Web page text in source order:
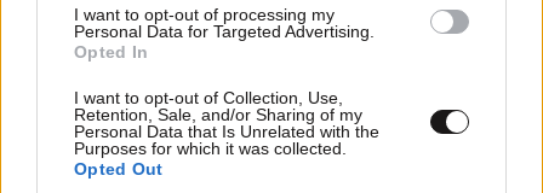
I want to opt-out of processing my
Personal Data for Targeted Advertising.
Opted In
I want to opt-out of Collection, Use,
Retention, Sale, and/or Sharing of my
Personal Data that Is Unrelated with the
Purposes for which it was collected.
Opted Out
γνωστου τουρκοκαναλου των σερβαιβορ....
Απαντήστε